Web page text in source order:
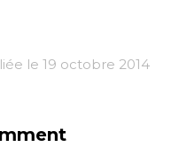
le 19 octobre 2014